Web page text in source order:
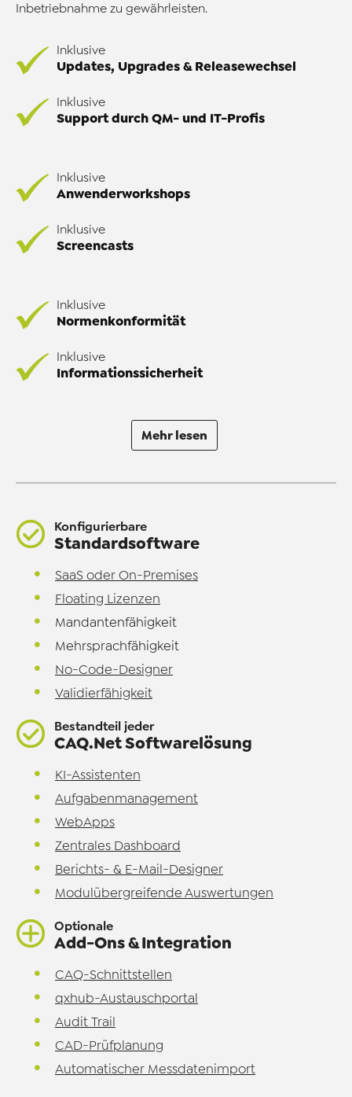
Inbetriebnahme zu gewährleisten.
Inklusive
Updates, Upgrades & Releasewechsel
Inklusive
Support durch QM- und IT-Profis
Inklusive
Anwenderworkshops
Inklusive
Screencasts
Inklusive
Normenkonformität
Inklusive
Informationssicherheit
Mehr lesen
Konfigurierbare
Standardsoftware
SaaS oder On-Premises
Floating Lizenzen
Mandantenfähigkeit
Mehrsprachfähigkeit
No-Code-Designer
Validierfähigkeit
Bestandteil jeder
CAQ.Net Softwarelösung
KI-Assistenten
Aufgabenmanagement
WebApps
Zentrales Dashboard
Berichts- & E-Mail-Designer
Modulübergreifende Auswertungen
Optionale
Add-Ons & Integration
CAQ-Schnittstellen
qxhub-Austauschportal
Audit Trail
CAD-Prüfplanung
Automatischer Messdatenimport